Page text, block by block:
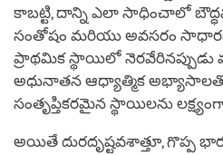
కాబట్టి, దాన్ని ఎలా సాధించాలో
సంతోషం మరియు అవసరం
ప్రాథమిక స్థాయిలో నెరవేరినప్పుడు
అధునాతన ఆధ్యాత్మిక
సంతృప్తికరమైన స్థాయిలను
అయితే దురదృష్టవశాత్తూ, గొప్ప